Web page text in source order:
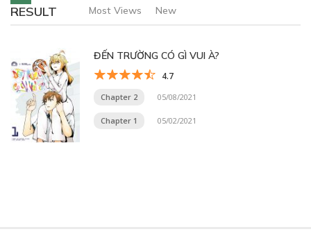
RESULT
Most Views New
ĐẾN TRƯỜNG CÓ GÌ VUI À?
4.7
Chapter 2 05/08/2021
Chapter 1 05/02/2021